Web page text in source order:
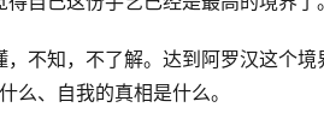
不知，不了解。达到阿罗汉这个
么、自我的真相是什么。